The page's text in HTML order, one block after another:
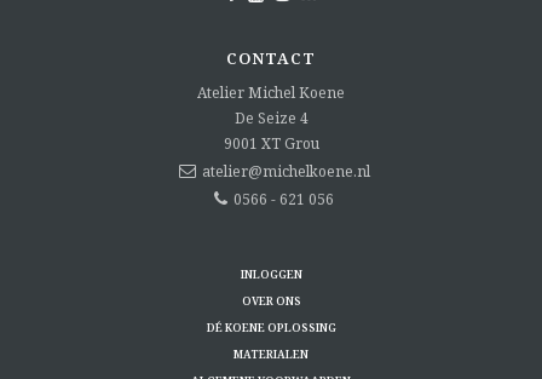
CONTACT
Atelier Michel Koene
De Seize 4
9001 XT Grou
atelier@michelkoene.nl
0566 - 621 056
INLOGGEN
OVER ONS
DÉ KOENE OPLOSSING
MATERIALEN